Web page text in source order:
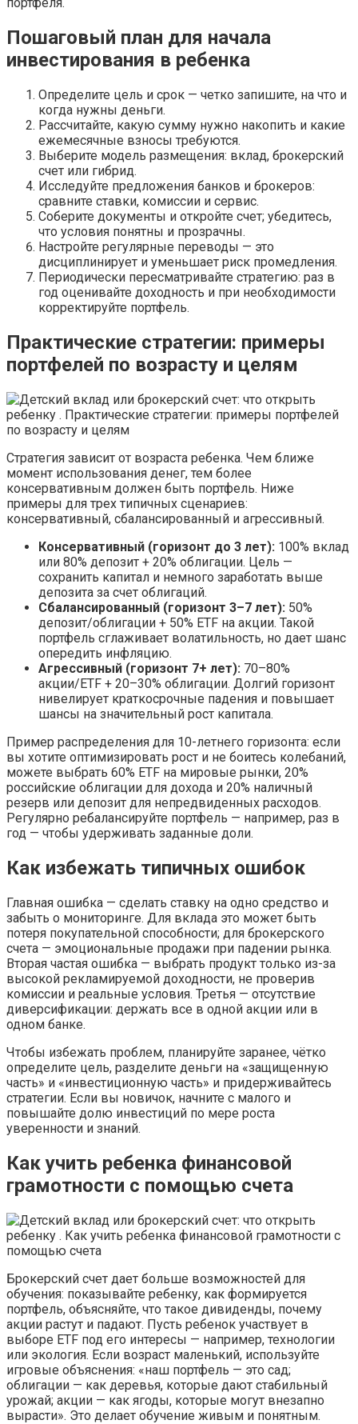
портфеля.
Пошаговый план для начала
инвестирования в ребенка
Определите цель и срок — четко запишите, на что и
когда нужны деньги.
Рассчитайте, какую сумму нужно накопить и какие
ежемесячные взносы требуются.
Выберите модель размещения: вклад, брокерский
счет или гибрид.
Исследуйте предложения банков и брокеров:
сравните ставки, комиссии и сервис.
Соберите документы и откройте счет; убедитесь,
что условия понятны и прозрачны.
Настройте регулярные переводы — это
дисциплинирует и уменьшает риск промедления.
Периодически пересматривайте стратегию: раз в
год оценивайте доходность и при необходимости
корректируйте портфель.
Практические стратегии: примеры
портфелей по возрасту и целям
Стратегия зависит от возраста ребенка. Чем ближе
момент использования денег, тем более
консервативным должен быть портфель. Ниже
примеры для трех типичных сценариев:
консервативный, сбалансированный и агрессивный.
Консервативный (горизонт до 3 лет): 100% вклад
или 80% депозит + 20% облигации. Цель —
сохранить капитал и немного заработать выше
депозита за счет облигаций.
Сбалансированный (горизонт 3–7 лет): 50%
депозит/облигации + 50% ETF на акции. Такой
портфель сглаживает волатильность, но дает шанс
опередить инфляцию.
Агрессивный (горизонт 7+ лет): 70–80%
акции/ETF + 20–30% облигации. Долгий горизонт
нивелирует краткосрочные падения и повышает
шансы на значительный рост капитала.
Пример распределения для 10-летнего горизонта: если
вы хотите оптимизировать рост и не боитесь колебаний,
можете выбрать 60% ETF на мировые рынки, 20%
российские облигации для дохода и 20% наличный
резерв или депозит для непредвиденных расходов.
Регулярно ребалансируйте портфель — например, раз в
год — чтобы удерживать заданные доли.
Как избежать типичных ошибок
Главная ошибка — сделать ставку на одно средство и
забыть о мониторинге. Для вклада это может быть
потеря покупательной способности; для брокерского
счета — эмоциональные продажи при падении рынка.
Вторая частая ошибка — выбрать продукт только из-за
высокой рекламируемой доходности, не проверив
комиссии и реальные условия. Третья — отсутствие
диверсификации: держать все в одной акции или в
одном банке.
Чтобы избежать проблем, планируйте заранее, чётко
определите цель, разделите деньги на «защищенную
часть» и «инвестиционную часть» и придерживайтесь
стратегии. Если вы новичок, начните с малого и
повышайте долю инвестиций по мере роста
уверенности и знаний.
Как учить ребенка финансовой
грамотности с помощью счета
Брокерский счет дает больше возможностей для
обучения: показывайте ребенку, как формируется
портфель, объясняйте, что такое дивиденды, почему
акции растут и падают. Пусть ребенок участвует в
выборе ETF под его интересы — например, технологии
или экология. Если возраст маленький, используйте
игровые объяснения: «наш портфель — это сад;
облигации — как деревья, которые дают стабильный
урожай; акции — как ягоды, которые могут внезапно
вырасти». Это делает обучение живым и понятным.